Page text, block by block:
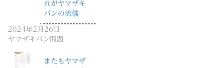
れがヤマザキ
パンの流儀
2024年2月26日
ヤマザキパン問題
またもヤマザ